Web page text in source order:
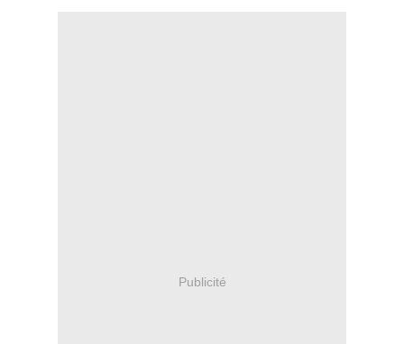
Publicité